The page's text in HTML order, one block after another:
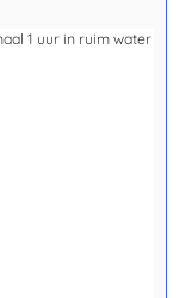
1 uur in ruim water